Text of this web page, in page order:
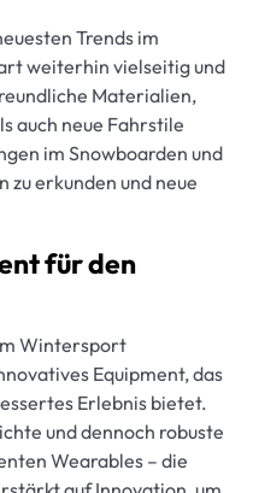
Trends im
weiterhin vielseitig und
Materialien,
auch neue Fahrstile
im Snowboarden und
zu erkunden und neue
für den
Wintersport
Equipment, das
Erlebnis bietet.
und dennoch robuste
Wearables – die